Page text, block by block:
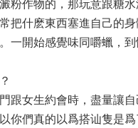
粉作物的，那玩意跟糖水
把什麽東西塞進自己的
一開始感覺味同嚼蠟，
跟女生約會時，盡量讓
你們真的以爲搭讪隻是